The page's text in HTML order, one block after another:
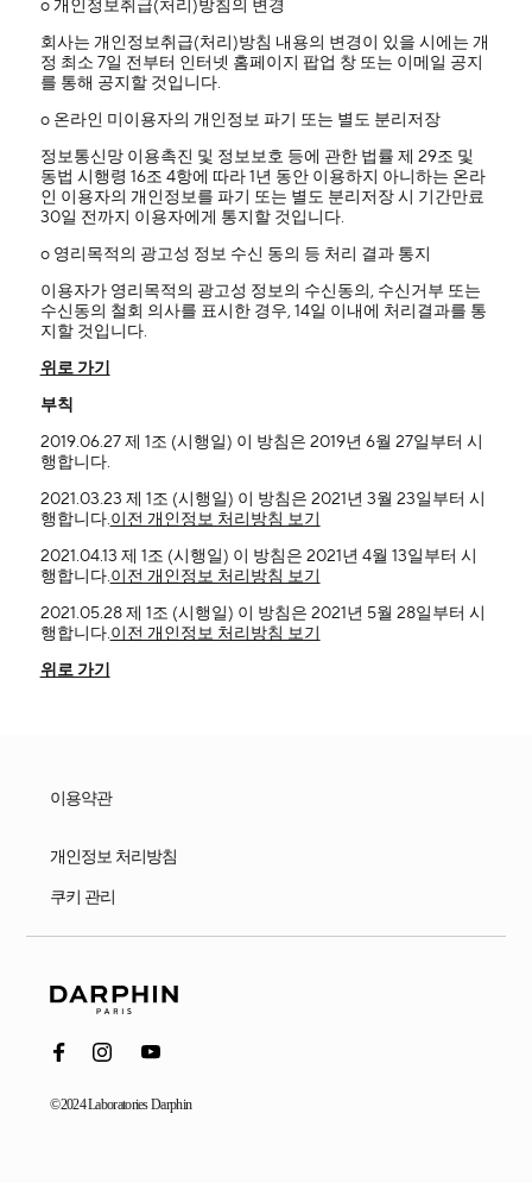
ο 개인정보취급(처리)방침의 변경
회사는 개인정보취급(처리)방침 내용의 변경이 있을 시에는 개
정 최소 7일 전부터 인터넷 홈페이지 팝업 창 또는 이메일 공지
를 통해 공지할 것입니다.
ο 온라인 미이용자의 개인정보 파기 또는 별도 분리저장
정보통신망 이용촉진 및 정보보호 등에 관한 법률 제 29조 및
동법 시행령 16조 4항에 따라 1년 동안 이용하지 아니하는 온라
인 이용자의 개인정보를 파기 또는 별도 분리저장 시 기간만료
30일 전까지 이용자에게 통지할 것입니다.
ο 영리목적의 광고성 정보 수신 동의 등 처리 결과 통지
이용자가 영리목적의 광고성 정보의 수신동의, 수신거부 또는
수신동의 철회 의사를 표시한 경우, 14일 이내에 처리결과를 통
지할 것입니다.
위로 가기
부칙
2019.06.27 제 1조 (시행일) 이 방침은 2019년 6월 27일부터 시
행합니다.
2021.03.23 제 1조 (시행일) 이 방침은 2021년 3월 23일부터 시
행합니다.이전 개인정보 처리방침 보기
2021.04.13 제 1조 (시행일) 이 방침은 2021년 4월 13일부터 시
행합니다.이전 개인정보 처리방침 보기
2021.05.28 제 1조 (시행일) 이 방침은 2021년 5월 28일부터 시
행합니다.이전 개인정보 처리방침 보기
위로 가기
이용약관
개인정보 처리방침
쿠키 관리
©2024 Laboratories Darphin